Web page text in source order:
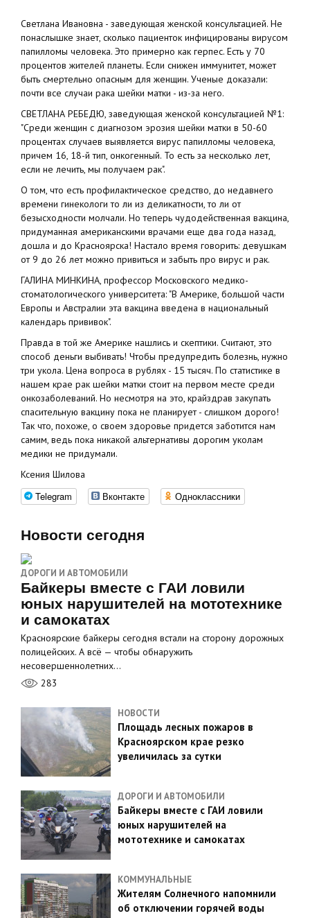
Светлана Ивановна - заведующая женской консультацией. Не
понаслышке знает, сколько пациенток инфицированы вирусом
папилломы человека. Это примерно как герпес. Есть у 70
процентов жителей планеты. Если снижен иммунитет, может
быть смертельно опасным для женщин. Ученые доказали:
почти все случаи рака шейки матки - из-за него.
СВЕТЛАНА РЕБЕДЮ, заведующая женской консультацией №1:
"Среди женщин с диагнозом эрозия шейки матки в 50-60
процентах случаев выявляется вирус папилломы человека,
причем 16, 18-й тип, онкогенный. То есть за несколько лет,
если не лечить, мы получаем рак".
О том, что есть профилактическое средство, до недавнего
времени гинекологи то ли из деликатности, то ли от
безысходности молчали. Но теперь чудодейственная вакцина,
придуманная американскими врачами еще два года назад,
дошла и до Красноярска! Настало время говорить: девушкам
от 9 до 26 лет можно привиться и забыть про вирус и рак.
ГАЛИНА МИНКИНА, профессор Московского медико-
стоматологического университета: "В Америке, большой части
Европы и Австралии эта вакцина введена в национальный
календарь прививок".
Правда в той же Америке нашлись и скептики. Считают, это
способ деньги выбивать! Чтобы предупредить болезнь, нужно
три укола. Цена вопроса в рублях - 15 тысяч. По статистике в
нашем крае рак шейки матки стоит на первом месте среди
онкозаболеваний. Но несмотря на это, крайздрав закупать
спасительную вакцину пока не планирует - слишком дорого!
Так что, похоже, о своем здоровье придется заботится нам
самим, ведь пока никакой альтернативы дорогим уколам
медики не придумали.
Ксения Шилова
Telegram Вконтакте Одноклассники
Новости сегодня
ДОРОГИ И АВТОМОБИЛИ
Байкеры вместе с ГАИ ловили
юных нарушителей на мототехнике
и самокатах
Красноярские байкеры сегодня встали на сторону дорожных
полицейских. А всё — чтобы обнаружить
несовершеннолетних…
283
НОВОСТИ
Площадь лесных пожаров в
Красноярском крае резко
увеличилась за сутки
ДОРОГИ И АВТОМОБИЛИ
Байкеры вместе с ГАИ ловили
юных нарушителей на
мототехнике и самокатах
КОММУНАЛЬНЫЕ
Жителям Солнечного напомнили
об отключении горячей воды